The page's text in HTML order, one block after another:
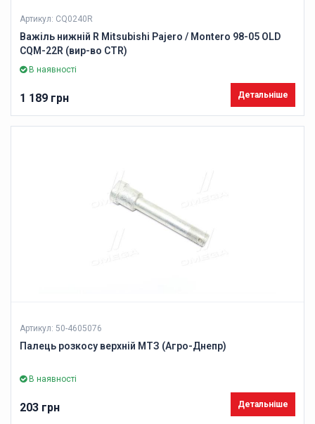
Артикул: CQ0240R
Важіль нижній R Mitsubishi Pajero / Montero 98-05 OLD
CQM-22R (вир-во CTR)
В наявності
1 189 грн Детальніше
Артикул: 50-4605076
Палець розкосу верхній МТЗ (Агро-Днепр)
В наявності
203 грн Детальніше